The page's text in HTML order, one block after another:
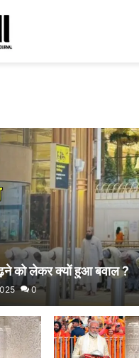
को लेकर क्यों हुआ बवाल ?
0